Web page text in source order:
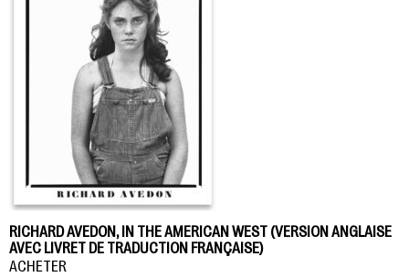
RICHARD AVEDON, IN THE AMERICAN WEST (VERSION ANGLAISE
AVEC LIVRET DE TRADUCTION FRANÇAISE)
ACHETER